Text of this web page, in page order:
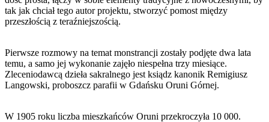
tak jak chciał tego autor projektu, stworzyć pomost między
przeszłością z teraźniejszością.
Pierwsze rozmowy na temat monstrancji zostały podjęte dwa lata
temu, a samo jej wykonanie zajęło niespełna trzy miesiące.
Zleceniodawcą dzieła sakralnego jest ksiądz kanonik Remigiusz
Langowski, proboszcz parafii w Gdańsku Oruni Górnej.
W 1905 roku liczba mieszkańców Oruni przekroczyła 10 000.